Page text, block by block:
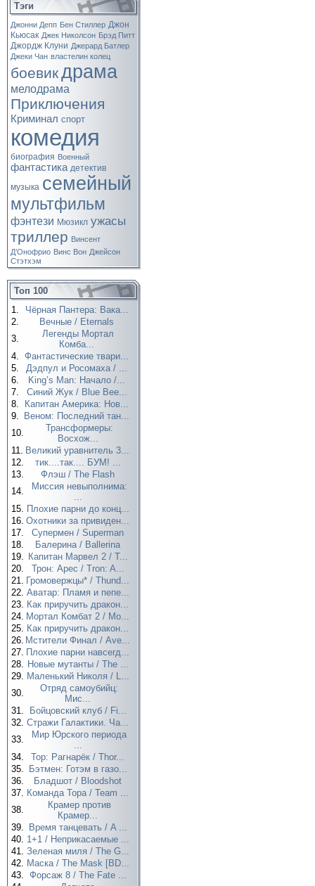
Тэги
Джонни Депп Бен Стиллер Джон
Кьюсак Джек Николсон Брэд Питт
Джордж Клуни Джерард Батлер
Джеки Чан властелин колец
боевикдрама
мелодрама
Приключения
Криминал спорт
комедия
биография Военный
фантастика детектив
музыка семейный
мультфильм
фэнтези Мюзикл ужасы
триллер Винсент
Д’Онофрио Винс Вон Джейсон
Стэтхэм
Топ 100
1.
Чёрная Пантера: Вака...
2.
Вечные / Eternals
3.
Легенды Мортал
Комба...
4. Фантастические твари...
5.
Дэдпул и Росомаха / ...
6.
King’s Man: Начало /...
7.
Синий Жук / Blue Bee...
8.
Капитан Америка: Нов...
9.
Веном: Последний тан...
10.
Трансформеры:
Восхож...
11. Великий уравнитель 3...
12.
тик....так.... БУМ! ...
13.
Флэш / The Flash
14.
Миссия невыполнима:
...
15. Плохие парни до конц...
16. Охотники за привиден...
17.
Супермен / Superman
18.
Балерина / Ballerina
19. Капитан Марвел 2 / T...
20.
Трон: Арес / Tron: A...
21. Громовержцы* / Thund...
22. Аватар: Пламя и пепе...
23. Как приручить дракон...
24. Мортал Комбат 2 / Mo...
25. Как приручить дракон...
26. Мстители Финал / Ave...
27. Плохие парни навсегд...
28. Новые мутанты / The ...
29. Маленький Николя / L...
30.
Отряд самоубийц:
Мис...
31.
Бойцовский клуб / Fi...
32. Стражи Галактики. Ча...
33.
Мир Юрского периода
...
34.
Тор: Рагнарёк / Thor...
35.
Бэтмен: Готэм в газо...
36.
Бладшот / Bloodshot
37. Команда Тора / Team ...
38.
Крамер против
Крамер...
39.
Время танцевать / A ...
40. 1+1 / Неприкасаемые ...
41. Зеленая миля / The G...
42. Маска / The Mask [BD...
43. Форсаж 8 / The Fate ...